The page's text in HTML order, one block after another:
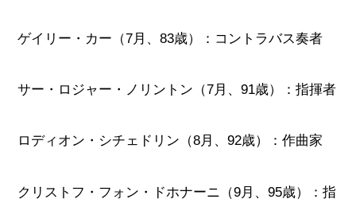
ゲイリー・カー（7月、83歳）：コントラバス奏者
サー・ロジャー・ノリントン（7月、91歳）：指揮者
ロディオン・シチェドリン（8月、92歳）：作曲家
クリストフ・フォン・ドホナーニ（9月、95歳）：指